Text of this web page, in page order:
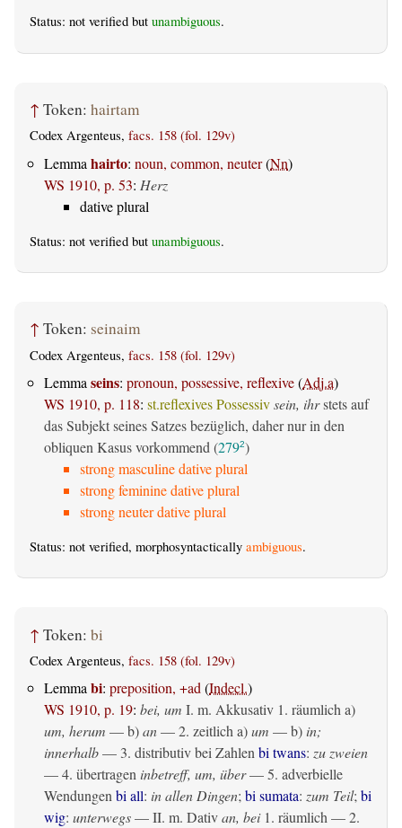
Status: not verified but unambiguous.
↑ Token: hairtam
Codex Argenteus, facs. 158 (fol. 129v)
Lemma hairto: noun, common, neuter(Nn)
WS 1910, p. 53: Herz
dative plural
Status: not verified but unambiguous.
↑ Token: seinaim
Codex Argenteus, facs. 158 (fol. 129v)
Lemma seins: pronoun, possessive, reflexive(Adj.a)
WS 1910, p. 118: st.reflexives Possessivsein, ihrstets auf
das Subjekt seines Satzes bezüglich, daher nur in den
obliquen Kasus vorkommend (2792)
strong masculine dative plural
strong feminine dative plural
strong neuter dative plural
Status: not verified, morphosyntactically ambiguous.
↑ Token: bi
Codex Argenteus, facs. 158 (fol. 129v)
Lemmabi: preposition, +ad(Indecl.)
WS 1910, p. 19: bei, um I. m. Akkusativ 1. räumlicha)
um, herum — b)an— 2. zeitlicha)um — b) in;
innerhalb— 3. distributiv bei Zahlenbi twans: zu zweien
— 4. übertragen inbetreff, um, über— 5. adverbielle
Wendungenbi all: in allen Dingen;bi sumata: zum Teil;bi
wig: unterwegs— II. m. Dativan, bei1. räumlich— 2.